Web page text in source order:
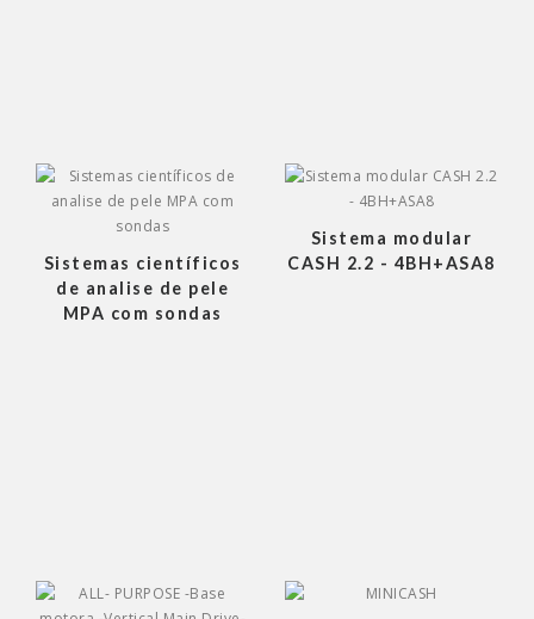
Sistemas científicos
de analise de pele
MPA com sondas
Sistema modular
CASH 2.2 - 4BH+ASA8